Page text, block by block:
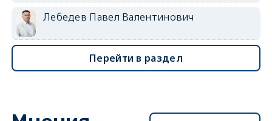
Лебедев Павел Валентинович
Перейти в раздел